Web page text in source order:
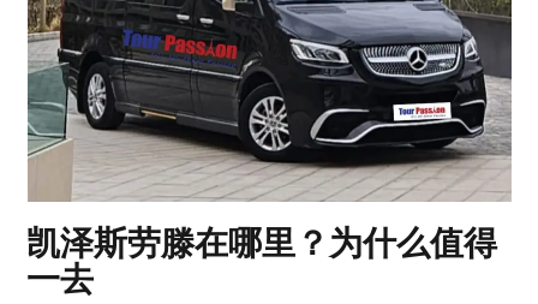
凯泽斯劳滕在哪里？为什么值得
一去